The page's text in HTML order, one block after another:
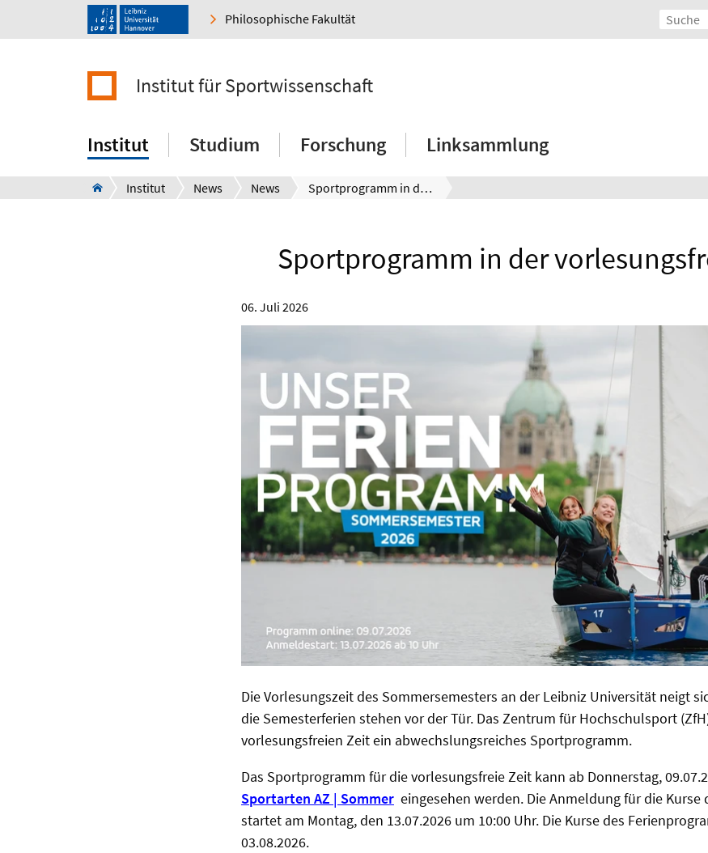
Philosophische Fakultät
Institut für Sportwissenschaft
Institut Studium Forschung Linksammlung
Institut News News Sportprogramm in der vorlesungsfreien Zeit
Sportprogramm in der
06. Juli 2026
Die Vorlesungszeit des Sommersemesters an der Leibniz Universität neigt
die Semesterferien stehen vor der Tür. Das Zentrum für Hochschulsport
vorlesungsfreien Zeit ein abwechslungsreiches Sportprogramm.
Das Sportprogramm für die vorlesungsfreie Zeit kann ab Donnerstag,
Sportarten AZ | Sommer eingesehen werden. Die Anmeldung für die Kurse
startet am Montag, den 13.07.2026 um 10:00 Uhr. Die Kurse des
03.08.2026.